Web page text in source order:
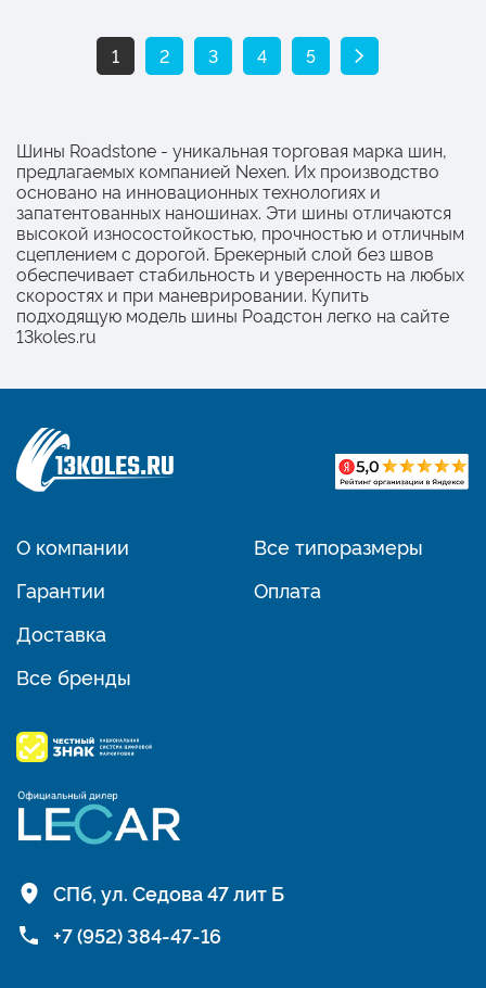
1 2 3 4 5
Шины Roadstone - уникальная торговая марка шин,
предлагаемых компанией Nexen. Их производство
основано на инновационных технологиях и
запатентованных наношинах. Эти шины отличаются
высокой износостойкостью, прочностью и отличным
сцеплением с дорогой. Брекерный слой без швов
обеспечивает стабильность и уверенность на любых
скоростях и при маневрировании. Купить
подходящую модель шины Роадстон легко на сайте
13koles.ru
О компании
Гарантии
Доставка
Все бренды
Все типоразмеры
Оплата
СПб, ул. Седова 47 лит Б
+7 (952) 384-47-16